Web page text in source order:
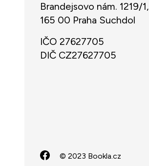
Brandejsovo nám. 1219/1,
165 00 Praha Suchdol
IČO 27627705
DIČ CZ27627705
© 2023 Bookla.cz